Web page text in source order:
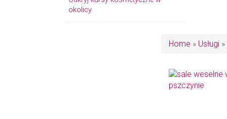
okolicy
Home » Usługi»